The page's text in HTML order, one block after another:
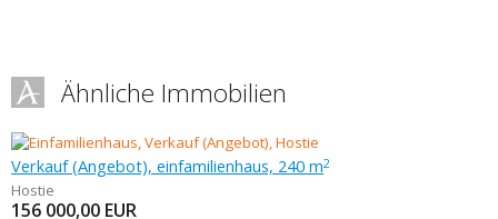
Ähnliche Immobilien
Verkauf (Angebot), einfamilienhaus, 240 m2
Hostie
156 000,00 EUR